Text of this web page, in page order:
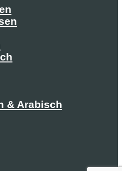
& Arabisch